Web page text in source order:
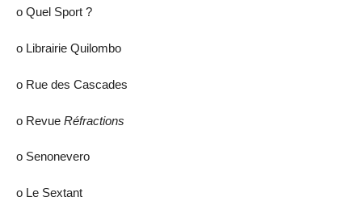
ο Quel Sport ?
ο Librairie Quilombo
ο Rue des Cascades
ο Revue Réfractions
ο Senonevero
ο Le Sextant